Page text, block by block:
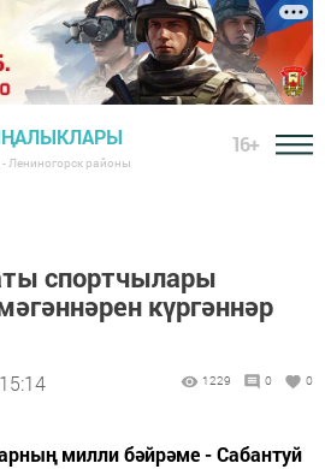
Лениногорск районы
16+
спортчылары
күргәннәр
1229 0 0
милли бәйрәме - Сабантуй